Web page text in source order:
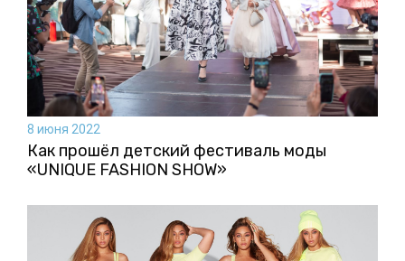
8 июня 2022
Как прошёл детский фестиваль моды
«UNIQUE FASHION SHOW»